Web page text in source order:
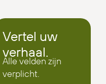
Vertel uw
verhaal.
Alle velden zijn
verplicht.